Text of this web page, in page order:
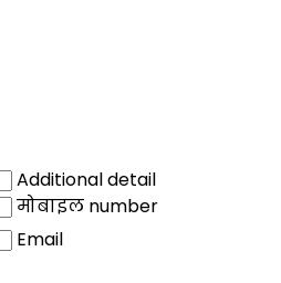
Additional detail
मोबाइल number
Email